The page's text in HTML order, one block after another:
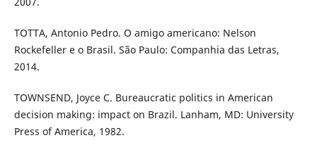
TOTTA, Antonio Pedro. O amigo americano: Nelson
Rockefeller e o Brasil. São Paulo: Companhia das Letras,
2014.
TOWNSEND, Joyce C. Bureaucratic politics in American
decision making: impact on Brazil. Lanham, MD: University
Press of America, 1982.